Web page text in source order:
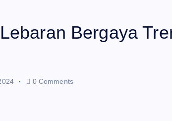
Bergaya
0 Comments